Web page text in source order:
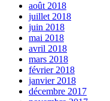
août 2018
juillet 2018
juin 2018
mai 2018
avril 2018
mars 2018
février 2018
janvier 2018
décembre 2017